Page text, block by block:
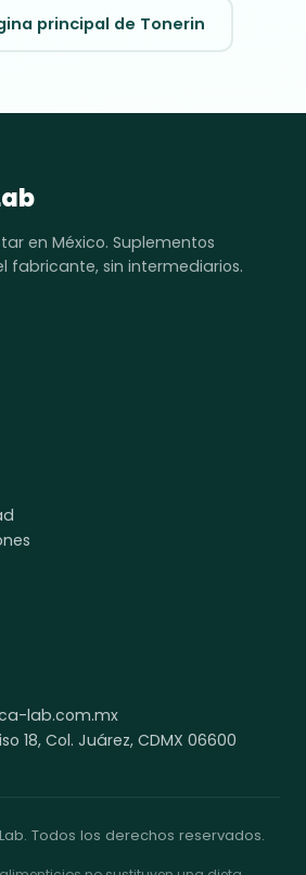
principal de Tonerin
en México. Suplementos
fabricante, sin intermediarios.
lab.com.mx
18, Col. Juárez, CDMX 06600
Todos los derechos reservados.